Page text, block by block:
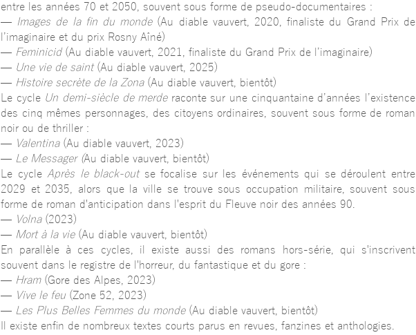
entre les années 70 et 2050, souvent sous forme de pseudo-documentaires :
— Images de la fin du monde(Au diable vauvert, 2020, finaliste du Grand Prix de
l’imaginaire et du prix Rosny Aîné)
— Feminicid (Au diable vauvert, 2021, finaliste du Grand Prix de l’imaginaire)
— Une vie de saint(Au diable vauvert, 2025)
— Histoire secrète de la Zona (Au diable vauvert, bientôt)
Le cycle Un demi-siècle de merderaconte sur une cinquantaine d’années l’existence
des cinq mêmes personnages, des citoyens ordinaires, souvent sous forme de roman
noir ou de thriller :
— Valentina(Au diable vauvert, 2023)
— Le Messager (Au diable vauvert, bientôt)
Le cycleAprès le black-out se focalise sur les événements qui se déroulent entre
2029 et 2035, alors que la ville se trouve sous occupation militaire, souvent sous
forme de roman d'anticipation dans l'esprit du Fleuve noir des années 90.
— Volna (2023)
— Mort à la vie (Au diable vauvert, bientôt)
En parallèle à ces cycles, il existe aussi des romans hors-série, qui s'inscrivent
souvent dans le registre de l'horreur, du fantastique et du gore :
— Hram(Gore des Alpes, 2023)
— Vive le feu (Zone 52, 2023)
— Les Plus Belles Femmes du monde (Au diable vauvert, bientôt)
Il existe enfin de nombreux textes courts parus en revues, fanzines et anthologies.